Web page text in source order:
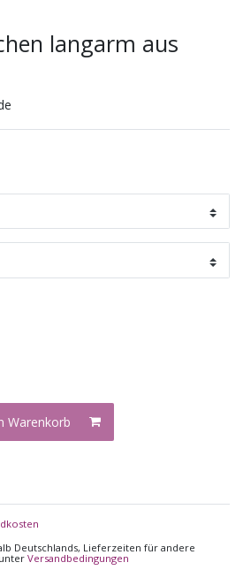
langarm aus
Warenkorb
Deutschlands, Lieferzeiten für andere
Versandbedingungen